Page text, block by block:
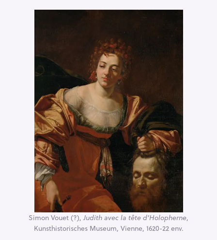
Simon Vouet (?), Judith avec la tête d’Holopherne,
Kunsthistorisches Museum, Vienne, 1620-22 env.